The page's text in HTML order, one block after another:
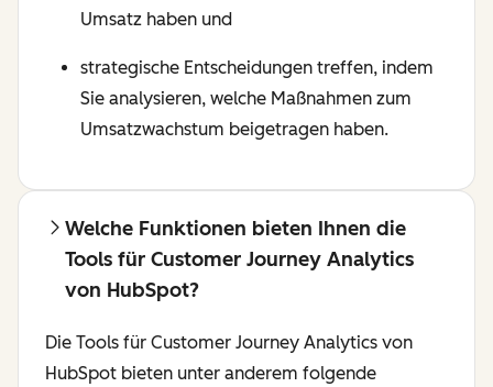
Umsatz haben und
strategische Entscheidungen treffen, indem
Sie analysieren, welche Maßnahmen zum
Umsatzwachstum beigetragen haben.
Welche Funktionen bieten Ihnen die
Tools für Customer Journey Analytics
von HubSpot?
Die Tools für Customer Journey Analytics von
HubSpot bieten unter anderem folgende